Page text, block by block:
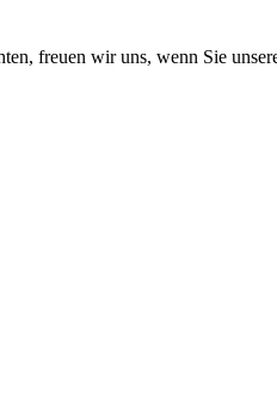
freuen wir uns, wenn Sie